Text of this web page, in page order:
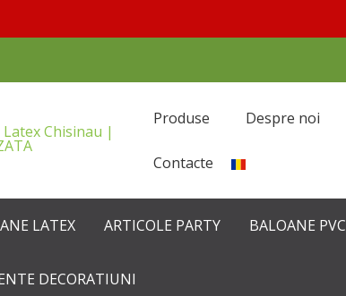
Produse Despre noi
Contacte
LATEX ARTICOLE PARTY BALOANE PVC
DECORATIUNI